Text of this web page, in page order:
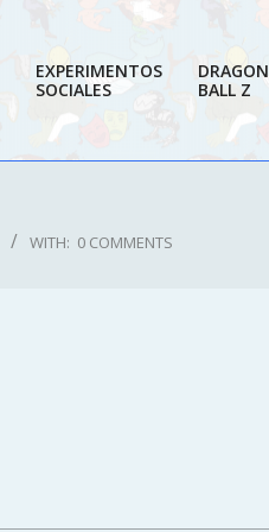
EXPERIMENTOS
SOCIALES
DRAGON
BALL Z
WITH: 0 COMMENTS